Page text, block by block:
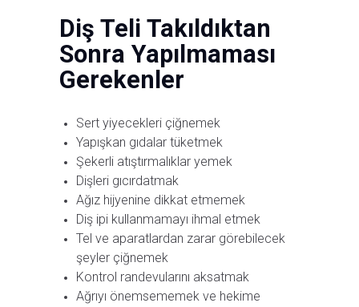
Diş Teli Takıldıktan
Sonra Yapılmaması
Gerekenler
Sert yiyecekleri çiğnemek
Yapışkan gıdalar tüketmek
Şekerli atıştırmalıklar yemek
Dişleri gıcırdatmak
Ağız hijyenine dikkat etmemek
Diş ipi kullanmamayı ihmal etmek
Tel ve aparatlardan zarar görebilecek
şeyler çiğnemek
Kontrol randevularını aksatmak
Ağrıyı önemsememek ve hekime